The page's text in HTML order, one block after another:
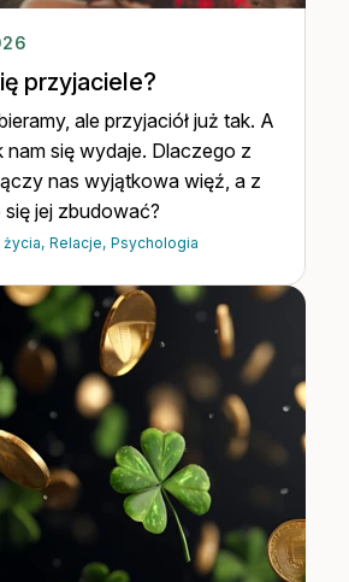
przyjaciele?
ale przyjaciół już tak. A
nam się wydaje. Dlaczego z
nas wyjątkowa więź, a z
się jej zbudować?
życia, Relacje, Psychologia